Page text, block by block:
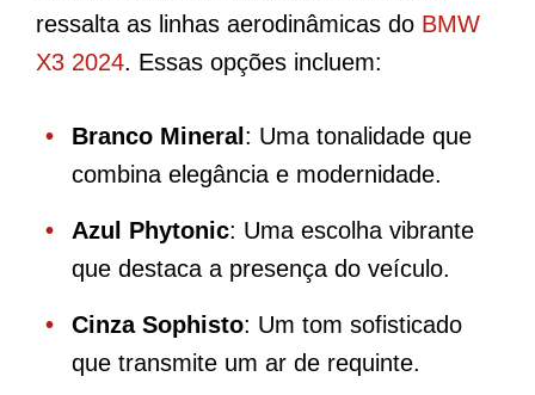
ressalta as linhas aerodinâmicas do BMW
X3 2024. Essas opções incluem:
Branco Mineral : Uma tonalidade que
combina elegância e modernidade.
Azul Phytonic: Uma escolha vibrante
que destaca a presença do veículo.
Cinza Sophisto: Um tom sofisticado
que transmite um ar de requinte.